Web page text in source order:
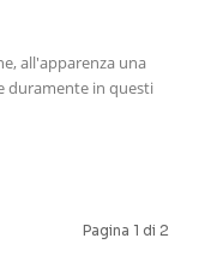
all'apparenza una
duramente in questi
Pagina 1 di 2